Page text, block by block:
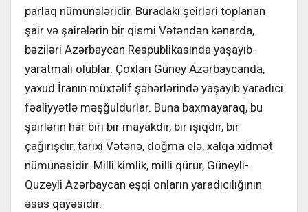
parlaq nümunələridir. Buradakı şeirləri toplanan
şair və şairələrin bir qismi Vətəndən kənarda,
bəziləri Azərbaycan Respublikasında yaşayıb-
yaratmalı olublar. Çoxları Güney Azərbaycanda,
yaxud İranın müxtəlif şəhərlərində yaşayıb yaradıcı
fəaliyyətlə məşğuldurlar. Buna baxmayaraq, bu
şairlərin hər biri bir mayakdır, bir işıqdır, bir
çağırışdır, tarixi Vətənə, doğma elə, xalqa xidmət
nümunəsidir. Milli kimlik, milli qürur, Güneyli-
Quzeyli Azərbaycan eşqi onların yaradıcılığının
əsas qayəsidir.